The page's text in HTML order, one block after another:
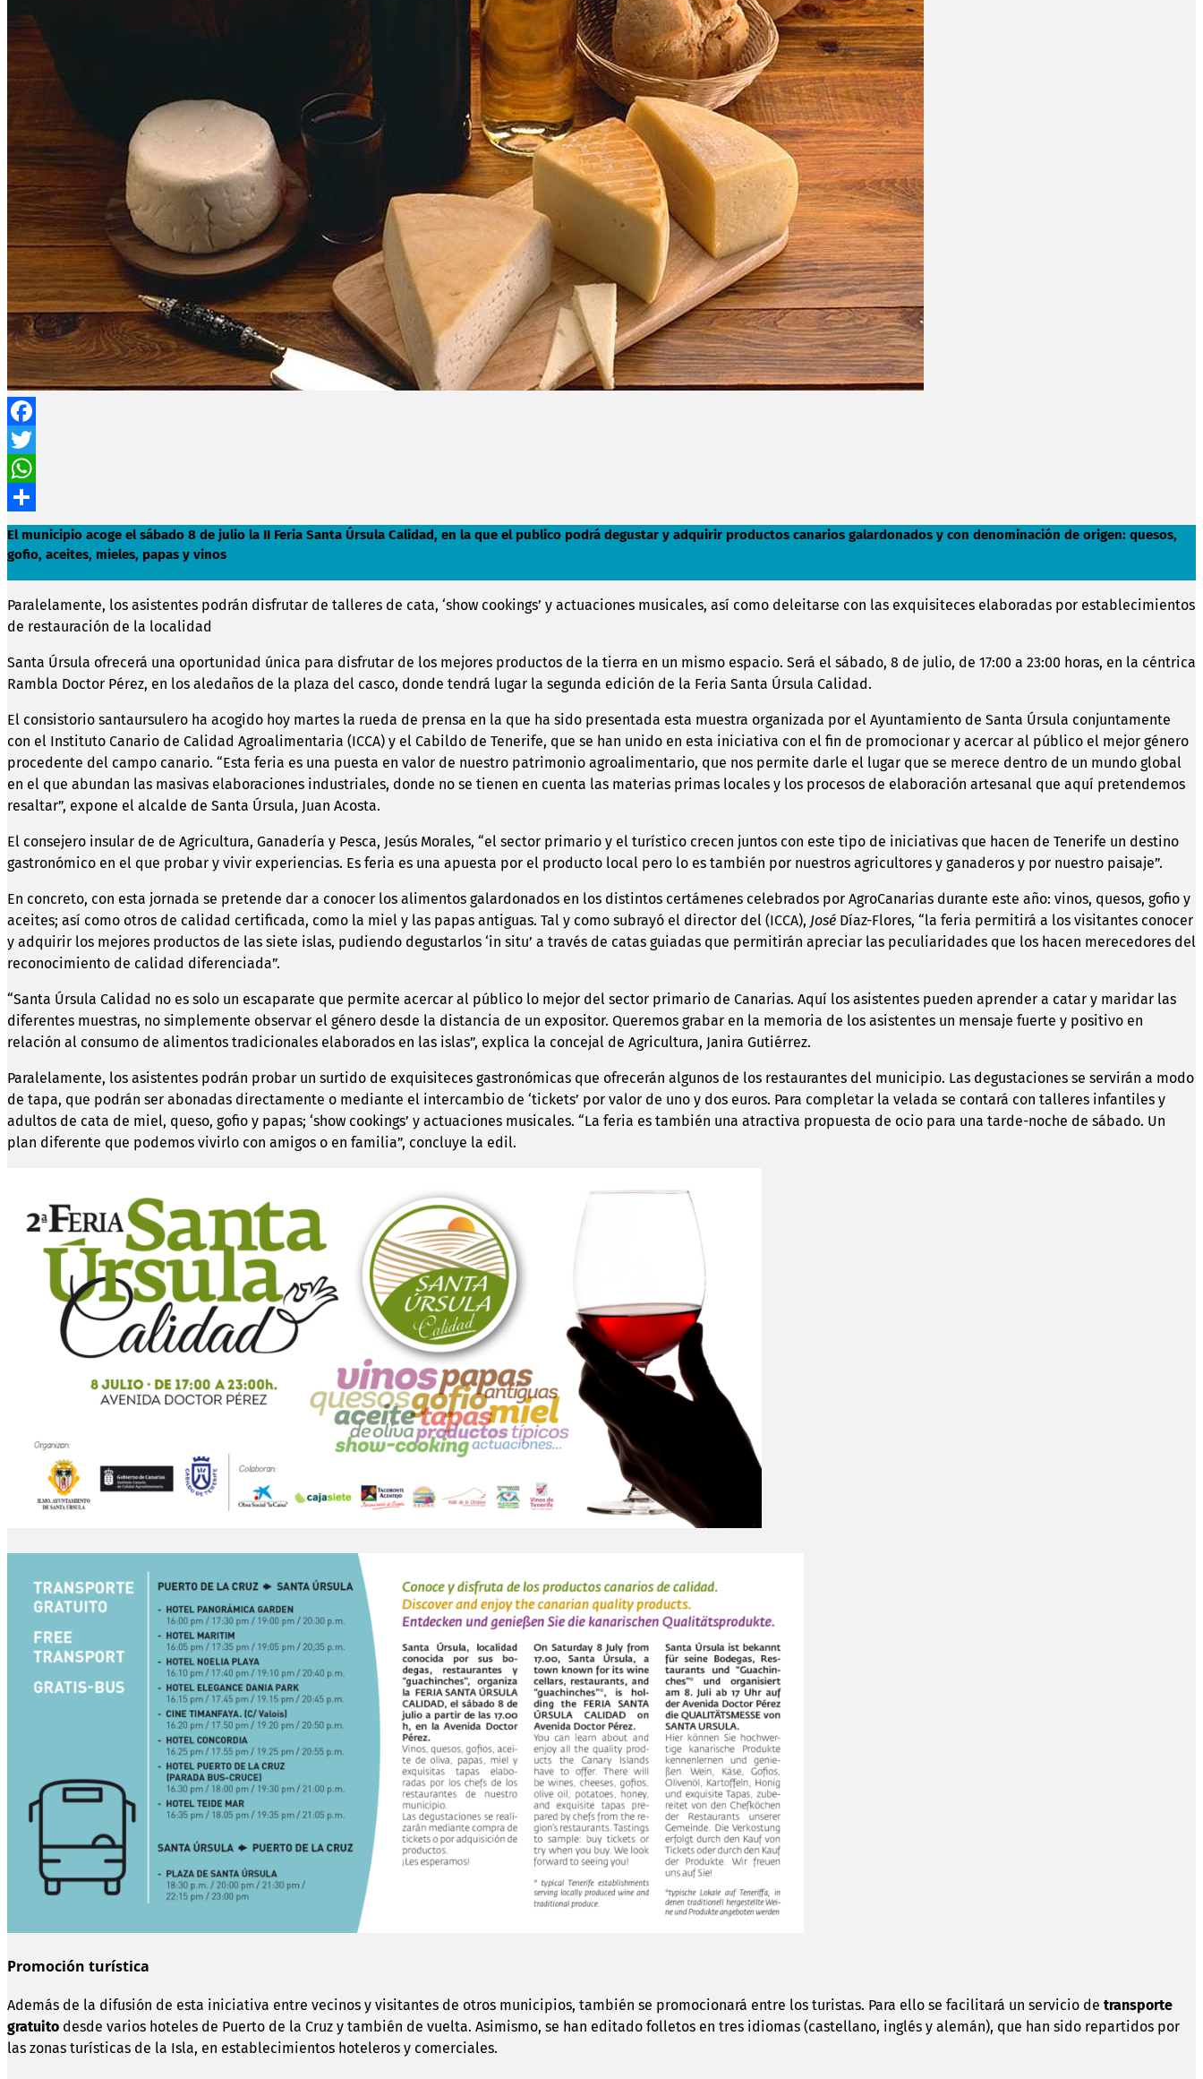
Facebook
Twitter
WhatsApp
Compartir
El municipio acoge el sábado 8 de julio la II Feria Santa Úrsula Calidad, en la que el publico podrá degustar y adquirir productos canarios galardonados y con denominación de origen: quesos,
gofio, aceites, mieles, papas y vinos
Paralelamente, los asistentes podrán disfrutar de talleres de cata, ‘show cookings’ y actuaciones musicales, así como deleitarse con las exquisiteces elaboradas por establecimientos
de restauración de la localidad
Santa Úrsula ofrecerá una oportunidad única para disfrutar de los mejores productos de la tierra en un mismo espacio. Será el sábado, 8 de julio, de 17:00 a 23:00 horas, en la céntrica
Rambla Doctor Pérez, en los aledaños de la plaza del casco, donde tendrá lugar la segunda edición de la Feria Santa Úrsula Calidad.
El consistorio santaursulero ha acogido hoy martes la rueda de prensa en la que ha sido presentada esta muestra organizada por el Ayuntamiento de Santa Úrsula conjuntamente
con el Instituto Canario de Calidad Agroalimentaria (ICCA) y el Cabildo de Tenerife, que se han unido en esta iniciativa con el fin de promocionar y acercar al público el mejor género
procedente del campo canario. “Esta feria es una puesta en valor de nuestro patrimonio agroalimentario, que nos permite darle el lugar que se merece dentro de un mundo global
en el que abundan las masivas elaboraciones industriales, donde no se tienen en cuenta las materias primas locales y los procesos de elaboración artesanal que aquí pretendemos
resaltar”, expone el alcalde de Santa Úrsula, Juan Acosta.
El consejero insular de de Agricultura, Ganadería y Pesca, Jesús Morales, “el sector primario y el turístico crecen juntos con este tipo de iniciativas que hacen de Tenerife un destino
gastronómico en el que probar y vivir experiencias. Es feria es una apuesta por el producto local pero lo es también por nuestros agricultores y ganaderos y por nuestro paisaje”.
En concreto, con esta jornada se pretende dar a conocer los alimentos galardonados en los distintos certámenes celebrados por AgroCanarias durante este año: vinos, quesos, gofio y
aceites; así como otros de calidad certificada, como la miel y las papas antiguas. Tal y como subrayó el director del (ICCA), José Díaz-Flores, “la feria permitirá a los visitantes conocer
y adquirir los mejores productos de las siete islas, pudiendo degustarlos ‘in situ’ a través de catas guiadas que permitirán apreciar las peculiaridades que los hacen merecedores del
reconocimiento de calidad diferenciada”.
“Santa Úrsula Calidad no es solo un escaparate que permite acercar al público lo mejor del sector primario de Canarias. Aquí los asistentes pueden aprender a catar y maridar las
diferentes muestras, no simplemente observar el género desde la distancia de un expositor. Queremos grabar en la memoria de los asistentes un mensaje fuerte y positivo en
relación al consumo de alimentos tradicionales elaborados en las islas”, explica la concejal de Agricultura, Janira Gutiérrez.
Paralelamente, los asistentes podrán probar un surtido de exquisiteces gastronómicas que ofrecerán algunos de los restaurantes del municipio. Las degustaciones se servirán a modo
de tapa, que podrán ser abonadas directamente o mediante el intercambio de ‘tickets’ por valor de uno y dos euros. Para completar la velada se contará con talleres infantiles y
adultos de cata de miel, queso, gofio y papas; ‘show cookings’ y actuaciones musicales. “La feria es también una atractiva propuesta de ocio para una tarde-noche de sábado. Un
plan diferente que podemos vivirlo con amigos o en familia”, concluye la edil.
Promoción turística
Además de la difusión de esta iniciativa entre vecinos y visitantes de otros municipios, también se promocionará entre los turistas. Para ello se facilitará un servicio de transporte
gratuito desde varios hoteles de Puerto de la Cruz y también de vuelta. Asimismo, se han editado folletos en tres idiomas (castellano, inglés y alemán), que han sido repartidos por
las zonas turísticas de la Isla, en establecimientos hoteleros y comerciales.